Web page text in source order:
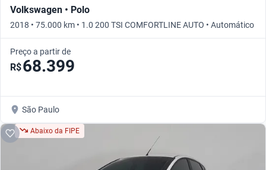
Volkswagen • Polo
2018 • 75.000 km • 1.0 200 TSI COMFORTLINE AUTO • Automático
Preço a partir de
R$68.399
São Paulo
Abaixo da FIPE